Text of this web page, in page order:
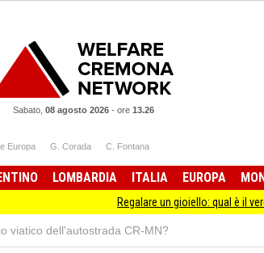
Sabato, 08 agosto 2026- ore 13.26
Europa G. Corada C. Fontana
LOMBARDIA ITALIA EUROPA
Regalare un gioiello: qual è il vero significato di
viatico dell'autostrada CR-MN?